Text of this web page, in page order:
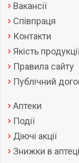
Вакансії
Співпраця
Контакти
Якість
Правила сайту
Публічний
Аптеки
Події
Діючі акції
Знижки в аптеці